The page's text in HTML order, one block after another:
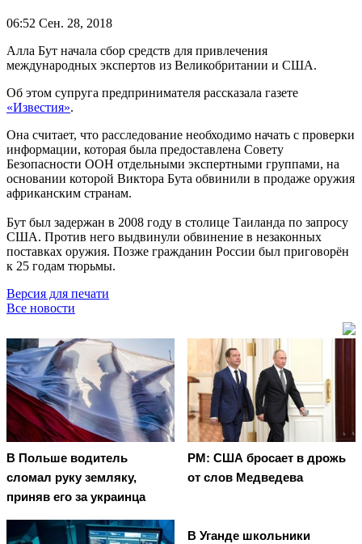
06:52 Сен. 28, 2018
Алла Бут начала сбор средств для привлечения
международных экспертов из Великобритании и США.
Об этом супруга предпринимателя рассказала газете
«Известия».
Она считает, что расследование необходимо начать с проверки
информации, которая была предоставлена Совету
Безопасности ООН отдельными экспертными группами, на
основании которой Виктора Бута обвинили в продаже оружия
африканским странам.
Бут был задержан в 2008 году в столице Таиланда по запросу
США. Против него выдвинули обвинение в незаконных
поставках оружия. Позже гражданин России был приговорён
к 25 годам тюрьмы.
Версия для печати
Все новости
В Польше водитель
сломал руку земляку,
приняв его за украинца
PM: США бросает в дрожь
от слов Медведева
В Уганде школьники